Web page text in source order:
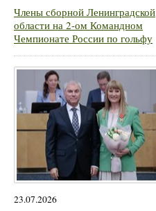
Члены сборной Ленинградской
области на 2-ом Командном
Чемпионате России по гольфу
23.07.2026